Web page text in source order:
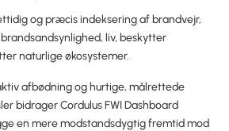
og præcis indeksering af brandvejr,
liv, beskytter
naturlige økosystemer.
afbødning og hurtige, målrettede
bidrager Cordulus FWI Dashboard
en mere modstandsdygtig fremtid mod